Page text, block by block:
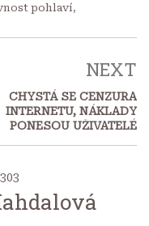
pohlaví,
NEXT
CHYSTÁ SE CENZURA
INTERNETU, NÁKLADY
PONESOU UŽIVATELÉ